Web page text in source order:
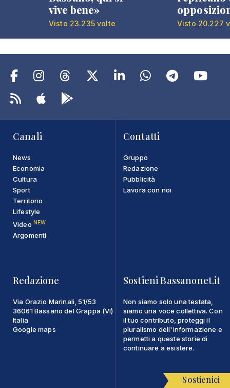
vive bene»
Visto 23.235 volte Visto 20.227
Canali
News
Economia
Cultura
Sport
Territorio
Lifestyle
Video NEW
Argomenti
Contatti
Gruppo
Redazione
Pubblicità
Lavora con noi
Redazione
Via Orazio Marinali, 51/53
36061 Bassano del Grappa (VI)
Italia
Google maps
Sostieni Bassanonet.it
Non siamo solo una testata,
siamo una voce collettiva. Con
il tuo contributo, proteggi il
pluralismo dell'informazione e
permetti a queste storie di
continuare a esistere.
Sostienici